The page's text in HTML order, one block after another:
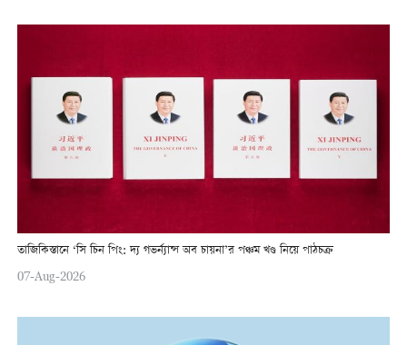
তাজিকিস্তানে ‘সি চিন পিং: দ্য গভর্ন্যান্স অব চায়না’র পঞ্চম খণ্ড নিয়ে পাঠচক্র
07-Aug-2026